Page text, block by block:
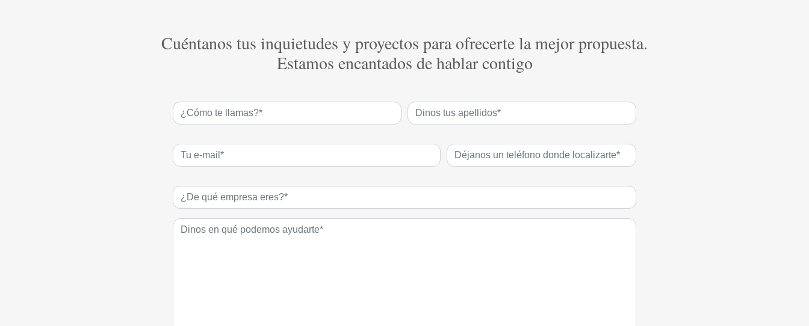
Cuéntanos tus inquietudes y proyectos para ofrecerte la mejor propuesta.
Estamos encantados de hablar contigo